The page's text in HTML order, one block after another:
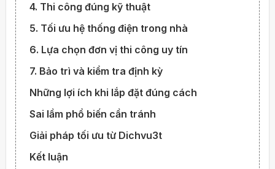
4. Thi công đúng kỹ thuật
5. Tối ưu hệ thống điện trong nhà
6. Lựa chọn đơn vị thi công uy tín
7. Bảo trì và kiểm tra định kỳ
Những lợi ích khi lắp đặt đúng cách
Sai lầm phổ biến cần tránh
Giải pháp tối ưu từ Dichvu3t
Kết luận